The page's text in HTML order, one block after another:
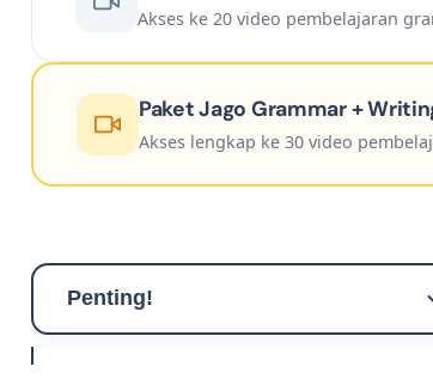
Akses ke 20 video pembelajaran
Paket Jago Grammar +
Akses lengkap ke 30 video
Penting!